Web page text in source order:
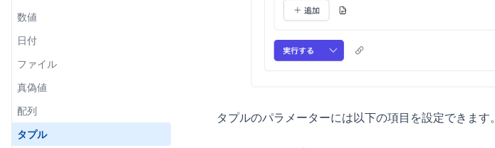
HTTP API
データソースの設定
アクションの設定
リクエストタイプ別の設定
なし
JSON
gRPC
Google スプレッドシート
Amazon S3
Google Cloud Storage
JavaScript
数値
日付
ファイル
真偽値
配列
タプル
タプルのパラメーターには以下の項目を設定できます。